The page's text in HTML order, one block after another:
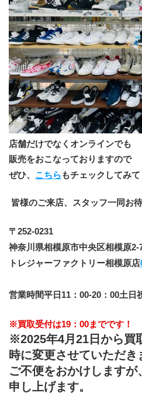
店舗だけでなくオンラインでも
販売をおこなっておりますので
ぜひ、 こちらもチェックしてみて
皆様のご来店、スタッフ一同お
﻿〒252-0231
神奈川県相模原市中央区相模原2-
トレジャーファクトリー相模原店
営業時間平日11：00-20：00土日
※買取受付は19：00までです！
※2025年4月21日から買
時に変更させていただき
ご不便をおかけします
申し上げます。